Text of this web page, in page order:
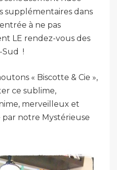
supplémentaires dans
à ne pas
LE rendez-vous des
!
« Biscotte & Cie »,
ce sublime,
merveilleux et
notre Mystérieuse